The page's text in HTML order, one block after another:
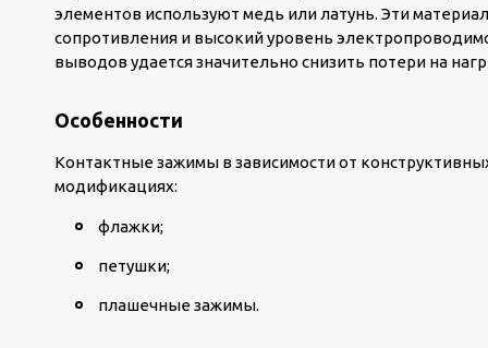
элементов используют медь или латунь. Эти
сопротивления и высокий уровень
выводов удается значительно снизить потери на
Особенности
Контактные зажимы в зависимости от
модификациях:
флажки;
петушки;
плашечные зажимы.